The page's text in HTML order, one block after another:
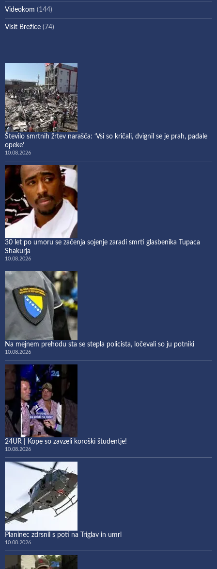
Videokom (144)
Visit Brežice (74)
Število smrtnih žrtev narašča: ‘Vsi so kričali, dvignil se je prah, padale
opeke’
10.08.2026
30 let po umoru se začenja sojenje zaradi smrti glasbenika Tupaca
Shakurja
10.08.2026
Na mejnem prehodu sta se stepla policista, ločevali so ju potniki
10.08.2026
24UR | Kope so zavzeli koroški študentje!
10.08.2026
Planinec zdrsnil s poti na Triglav in umrl
10.08.2026